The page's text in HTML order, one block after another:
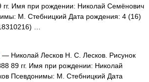
гг. Имя при рождении: Николай Семёнович
М. Стебницкий Дата рождения: 4 (16)
…
— Николай Лесков Н. С. Лесков. Рисунок
89 гг. Имя при рождении: Николай
Псевдонимы: М. Стебницкий Дата